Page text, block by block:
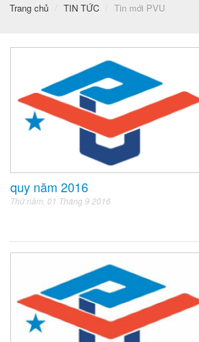
Trang chủ / TIN TỨC / Tin mới PVU
quy năm 2016
Thứ năm, 01 Tháng 9 2016